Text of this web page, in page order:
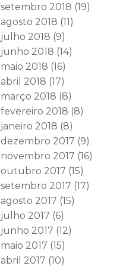
setembro 2018 (19)
agosto 2018 (11)
julho 2018 (9)
junho 2018 (14)
maio 2018 (16)
abril 2018 (17)
março 2018 (8)
fevereiro 2018 (8)
janeiro 2018 (8)
dezembro 2017 (9)
novembro 2017 (16)
outubro 2017 (15)
setembro 2017 (17)
agosto 2017 (15)
julho 2017 (6)
junho 2017 (12)
maio 2017 (15)
abril 2017 (10)